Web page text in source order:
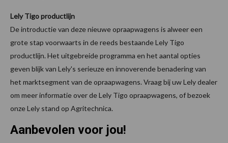
Lely Tigo productlijn
De introductie van deze nieuwe opraapwagens is alweer een
grote stap voorwaarts in de reeds bestaande Lely Tigo
productlijn. Het uitgebreide programma en het aantal opties
geven blijk van Lely's serieuze en innoverende benadering van
het marktsegment van de opraapwagens. Vraag bij uw Lely dealer
om meer informatie over de Lely Tigo opraapwagens, of bezoek
onze Lely stand op Agritechnica.
Aanbevolen voor jou!